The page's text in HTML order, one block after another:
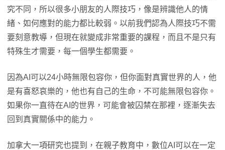
究不同，所以很多小朋友的人際技巧，像是辨識他人的情
緒、如何應對的能力都比較弱。以前我們認為人際技巧不需
要刻意教導，但現在就變成非常重要的課程，而且不是只有
特殊生才需要，每一個學生都需要。
因為AI可以24小時無限包容你，但你面對真實世界的人，他
是有喜怒哀樂的，他也有自己的生命，不可能無限包容你。
如果你一直待在AI的世界，可能會被囚禁在那裡，逐漸失去
回到真實關係中的能力。
加拿大一項研究也提到，在親子教育中，數位AI可以在一定